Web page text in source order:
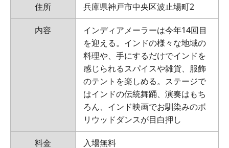
住所 兵庫県神戸市中央区波止場町2
内容
インディアメーラーは今年14回目
を迎える。インドの様々な地域の
料理や、手にするだけでインドを
感じられるスパイスや雑貨、服飾
のテントを楽しめる。ステージで
はインドの伝統舞踊、演奏はもち
ろん、インド映画でお馴染みのボ
リウッドダンスが目白押し
料金 入場無料